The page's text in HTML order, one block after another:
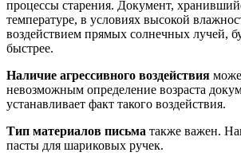
процессы старения. Документ,
температуре, в условиях высокой
воздействием прямых солнечных лучей,
быстрее.
Наличие агрессивного воздействия
невозможным определение возраста
устанавливает факт такого воздействия.
Тип материалов письма также важен.
пасты для шариковых ручек.